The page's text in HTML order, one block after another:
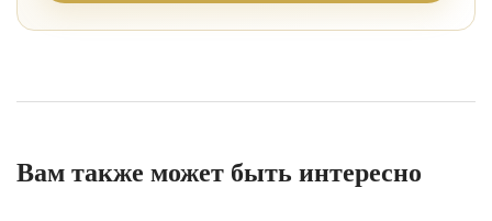
Вам также может быть интересно